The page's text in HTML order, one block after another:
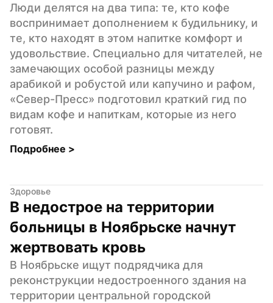
Люди делятся на два типа: те, кто кофе
воспринимает дополнением к будильнику, и
те, кто находят в этом напитке комфорт и
удовольствие. Специально для читателей, не
замечающих особой разницы между
арабикой и робустой или капучино и рафом,
«Север-Пресс» подготовил краткий гид по
видам кофе и напиткам, которые из него
готовят.
Подробнее >
Здоровье
В недострое на территории
больницы в Ноябрьске начнут
жертвовать кровь
В Ноябрьске ищут подрядчика для
реконструкции недостроенного здания на
территории центральной городской